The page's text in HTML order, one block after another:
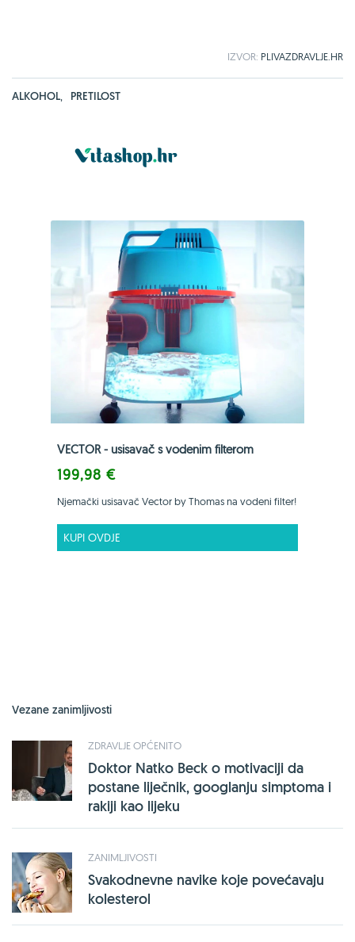
IZVOR: PLIVAZDRAVLJE.HR
ALKOHOL, PRETILOST
VECTOR - usisavač s vodenim filterom
199,98 €
Njemački usisavač Vector by Thomas na vodeni filter!
KUPI OVDJE
Vezane zanimljivosti
ZDRAVLJE OPĆENITO
Doktor Natko Beck o motivaciji da
postane liječnik, googlanju simptoma i
rakiji kao lijeku
ZANIMLJIVOSTI
Svakodnevne navike koje povećavaju
kolesterol